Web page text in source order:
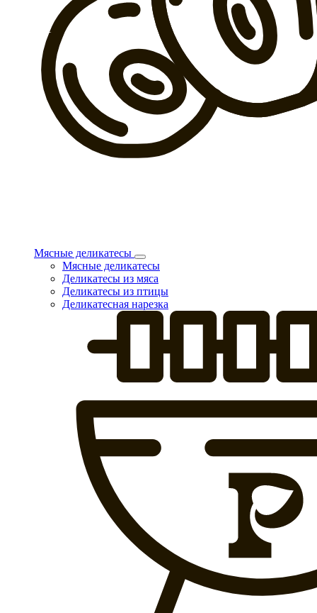
Мясные деликатесы
Мясные деликатесы
Деликатесы из мяса
Деликатесы из птицы
Деликатесная нарезка